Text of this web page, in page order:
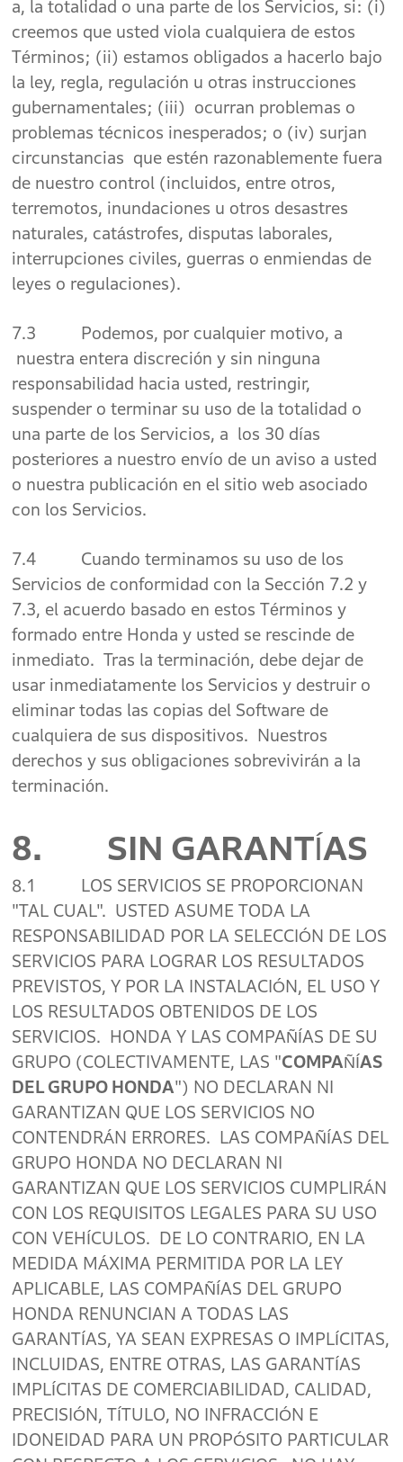
a, la totalidad o una parte de los Servicios, si: (i)
creemos que usted viola cualquiera de estos
Términos; (ii) estamos obligados a hacerlo bajo
la ley, regla, regulación u otras instrucciones
gubernamentales; (iii) ocurran problemas o
problemas técnicos inesperados; o (iv) surjan
circunstancias que estén razonablemente fuera
de nuestro control (incluidos, entre otros,
terremotos, inundaciones u otros desastres
naturales, catástrofes, disputas laborales,
interrupciones civiles, guerras o enmiendas de
leyes o regulaciones).
7.3 Podemos, por cualquier motivo, a
nuestra entera discreción y sin ninguna
responsabilidad hacia usted, restringir,
suspender o terminar su uso de la totalidad o
una parte de los Servicios, a los 30 días
posteriores a nuestro envío de un aviso a usted
o nuestra publicación en el sitio web asociado
con los Servicios.
7.4 Cuando terminamos su uso de los
Servicios de conformidad con la Sección 7.2 y
7.3, el acuerdo basado en estos Términos y
formado entre Honda y usted se rescinde de
inmediato. Tras la terminación, debe dejar de
usar inmediatamente los Servicios y destruir o
eliminar todas las copias del Software de
cualquiera de sus dispositivos. Nuestros
derechos y sus obligaciones sobrevivirán a la
terminación.
8. SIN GARANTÍAS
8.1 LOS SERVICIOS SE PROPORCIONAN
"TAL CUAL". USTED ASUME TODA LA
RESPONSABILIDAD POR LA SELECCIÓN DE LOS
SERVICIOS PARA LOGRAR LOS RESULTADOS
PREVISTOS, Y POR LA INSTALACIÓN, EL USO Y
LOS RESULTADOS OBTENIDOS DE LOS
SERVICIOS. HONDA Y LAS COMPAÑÍAS DE SU
GRUPO (COLECTIVAMENTE, LAS "COMPAÑÍAS
DEL GRUPO HONDA") NO DECLARAN NI
GARANTIZAN QUE LOS SERVICIOS NO
CONTENDRÁN ERRORES. LAS COMPAÑÍAS DEL
GRUPO HONDA NO DECLARAN NI
GARANTIZAN QUE LOS SERVICIOS CUMPLIRÁN
CON LOS REQUISITOS LEGALES PARA SU USO
CON VEHÍCULOS. DE LO CONTRARIO, EN LA
MEDIDA MÁXIMA PERMITIDA POR LA LEY
APLICABLE, LAS COMPAÑÍAS DEL GRUPO
HONDA RENUNCIAN A TODAS LAS
GARANTÍAS, YA SEAN EXPRESAS O IMPLÍCITAS,
INCLUIDAS, ENTRE OTRAS, LAS GARANTÍAS
IMPLÍCITAS DE COMERCIABILIDAD, CALIDAD,
PRECISIÓN, TÍTULO, NO INFRACCIÓN E
IDONEIDAD PARA UN PROPÓSITO PARTICULAR